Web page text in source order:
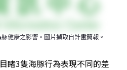
健康之影響。圖片擷取自計畫簡報。
睹3隻海豚行為表現不同的差